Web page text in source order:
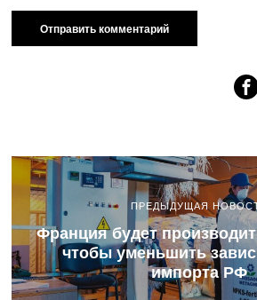
ПРЕДЫДУЩАЯ
Франция будет
чтобы уменьшить
импорта РФ